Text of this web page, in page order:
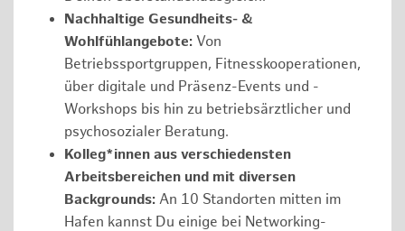
Nachhaltige Gesundheits- &
Wohlfühlangebote: Von
Betriebssportgruppen, Fitnesskooperationen,
über digitale und Präsenz-Events und -
Workshops bis hin zu betriebsärztlicher und
psychosozialer Beratung.
Kolleg*innen aus verschiedensten
Arbeitsbereichen und mit diversen
Backgrounds: An 10 Standorten mitten im
Hafen kannst Du einige bei Networking-